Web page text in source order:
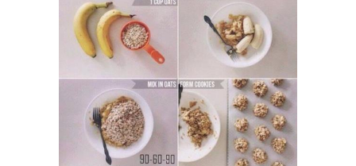
Печение на кефире
Печение из овсяной
муки
Печение из овсянки Печение с изюмом